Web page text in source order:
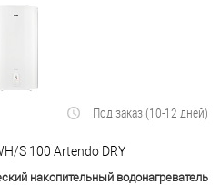
Под заказ (10-12 дней)
S 100 Artendo DRY
накопительный водонагреватель